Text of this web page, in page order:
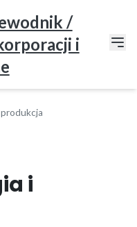
/
i
produkcja
i